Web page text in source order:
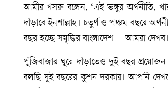
আমীর খসরু বলেন, ‘এই ভঙ্গুর অর্থনীতি,
দাঁড়াবে ইনশাল্লাহ। চতুর্থ ও পঞ্চম বছরে
বছর হচ্ছে সমৃদ্ধির বাংলাদেশ— আমরা
পুঁজিবাজার ঘুরে দাঁড়াতেও দুই বছর প্রয়োজন
বলছি দুই বছরের কুশন দরকার। আপনি